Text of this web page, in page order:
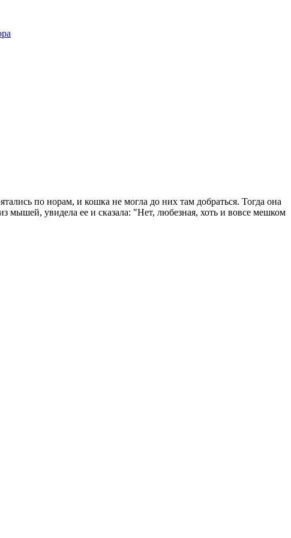
по норам, и кошка не могла до них там добраться. Тогда она
мышей, увидела ее и сказала: "Нет, любезная, хоть и вовсе мешком